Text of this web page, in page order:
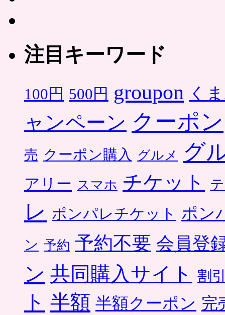
注目キーワード
100円 500円 groupon く
ャンペーン クーポン
売 クーポン購入 グルメ グ
アリー スマホ チケット
レ ポンパレチケット ポン
ン 予約 予約不要 会員登
ン 共同購入サイト 割
ト 半額 半額クーポン 完